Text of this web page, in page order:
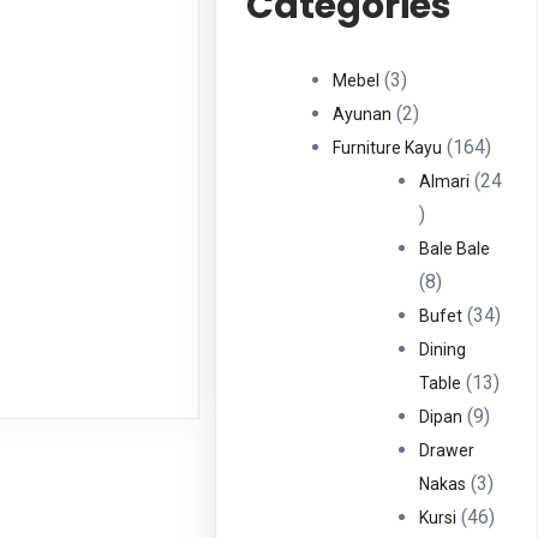
Mebel 33
Produk
Ayunan 22
Produk
Furniture Kayu 164164
Almari
24
24
Produk
Bale Bale
88
Produk
Bufet 3434
Dining
Table
1313
Dipan 99
Drawer
Nakas
33
Kursi 4646